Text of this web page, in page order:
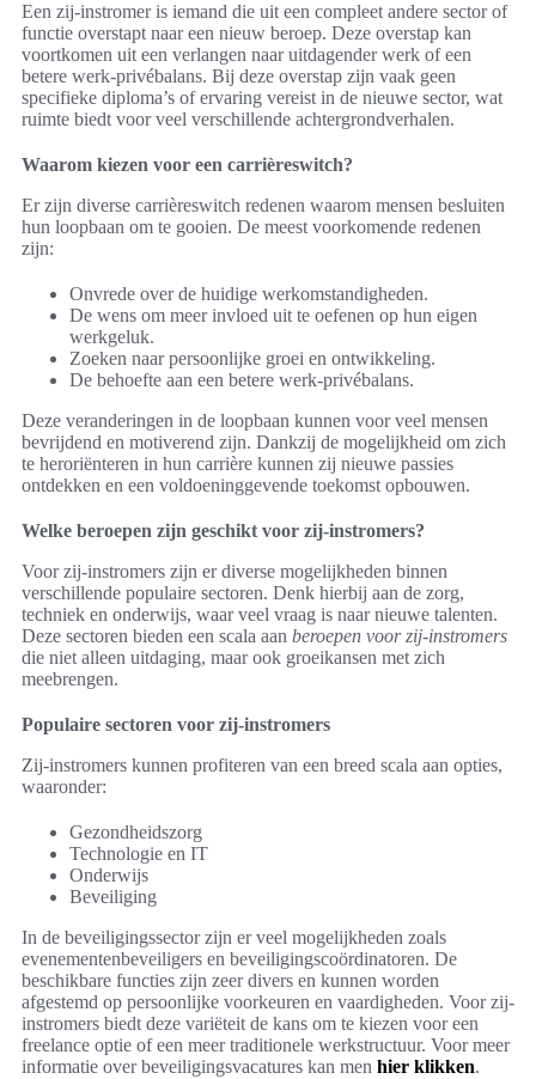
Een zij-instromer is iemand die uit een compleet andere sector of
functie overstapt naar een nieuw beroep. Deze overstap kan
voortkomen uit een verlangen naar uitdagender werk of een
betere werk-privébalans. Bij deze overstap zijn vaak geen
specifieke diploma’s of ervaring vereist in de nieuwe sector, wat
ruimte biedt voor veel verschillende achtergrondverhalen.
Waarom kiezen voor een carrièreswitch?
Er zijn diverse carrièreswitch redenen waarom mensen besluiten
hun loopbaan om te gooien. De meest voorkomende redenen
zijn:
Onvrede over de huidige werkomstandigheden.
De wens om meer invloed uit te oefenen op hun eigen
werkgeluk.
Zoeken naar persoonlijke groei en ontwikkeling.
De behoefte aan een betere werk-privébalans.
Deze veranderingen in de loopbaan kunnen voor veel mensen
bevrijdend en motiverend zijn. Dankzij de mogelijkheid om zich
te heroriënteren in hun carrière kunnen zij nieuwe passies
ontdekken en een voldoeninggevende toekomst opbouwen.
Welke beroepen zijn geschikt voor zij-instromers?
Voor zij-instromers zijn er diverse mogelijkheden binnen
verschillende populaire sectoren. Denk hierbij aan de zorg,
techniek en onderwijs, waar veel vraag is naar nieuwe talenten.
Deze sectoren bieden een scala aan beroepen voor zij-instromers
die niet alleen uitdaging, maar ook groeikansen met zich
meebrengen.
Populaire sectoren voor zij-instromers
Zij-instromers kunnen profiteren van een breed scala aan opties,
waaronder:
Gezondheidszorg
Technologie en IT
Onderwijs
Beveiliging
In de beveiligingssector zijn er veel mogelijkheden zoals
evenementenbeveiligers en beveiligingscoördinatoren. De
beschikbare functies zijn zeer divers en kunnen worden
afgestemd op persoonlijke voorkeuren en vaardigheden. Voor zij-
instromers biedt deze variëteit de kans om te kiezen voor een
freelance optie of een meer traditionele werkstructuur. Voor meer
informatie over beveiligingsvacatures kan men hier klikken.